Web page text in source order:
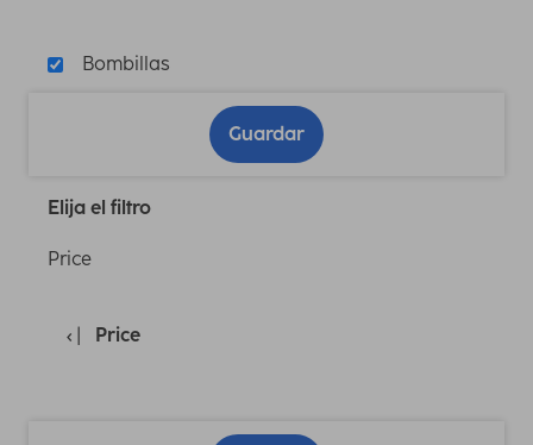
Bombillas
Guardar
Elija el filtro
Price
Price